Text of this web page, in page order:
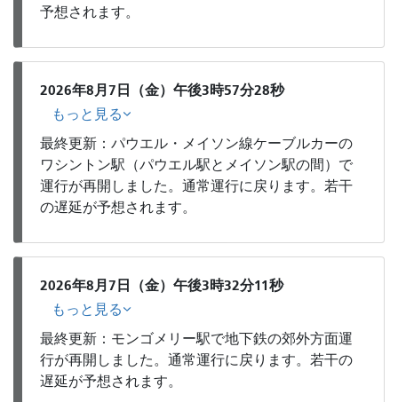
予想されます。
2026年8月7日（金）午後3時57分28秒
もっと見る
最終更新：パウエル・メイソン線ケーブルカーの
ワシントン駅（パウエル駅とメイソン駅の間）で
運行が再開しました。通常運行に戻ります。若干
の遅延が予想されます。
2026年8月7日（金）午後3時32分11秒
もっと見る
最終更新：モンゴメリー駅で地下鉄の郊外方面運
行が再開しました。通常運行に戻ります。若干の
遅延が予想されます。